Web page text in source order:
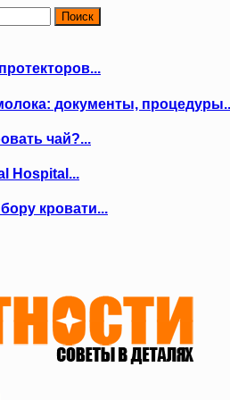
документы,
чай?...
Hospital...
кровати...